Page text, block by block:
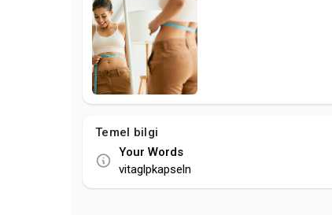
Temel bilgi
Your Words
vitaglpkapseln